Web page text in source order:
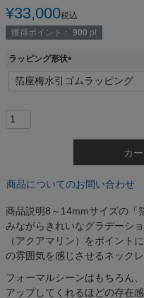
¥33,000税込
獲得ポイント： 900 pt
ラッピング形状
(
必
カ
商品についてのお問い合わせ
商品説明8～14mmサイズの「
みながらきれいなグラデーシ
（アクアマリン）をポイント
の雰囲気を感じさせるネックレ
フォーマルシーンはもちろん
アップしてくれるほどの存在